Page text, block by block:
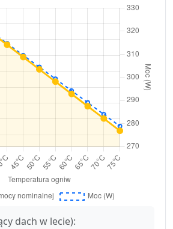
dach w lecie):